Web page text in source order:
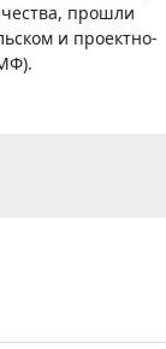
прошли
и проектно-